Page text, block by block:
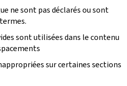
ne sont pas déclarés ou sont
sont utilisées dans le contenu
sur certaines sections